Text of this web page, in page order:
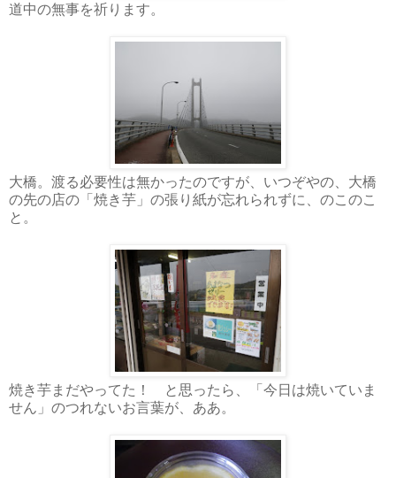
道中の無事を祈ります。
大橋。渡る必要性は無かったのですが、いつぞやの、大橋
の先の店の「焼き芋」の張り紙が忘れられずに、のこのこ
と。
焼き芋まだやってた！ と思ったら、「今日は焼いていま
せん」のつれないお言葉が、ああ。